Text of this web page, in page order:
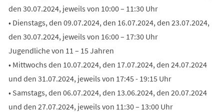
den 30.07.2024, jeweils von 10:00 – 11:30 Uhr
• Dienstags, den 09.07.2024, den 16.07.2024, den 23.07.2024,
den 30.07.2024, jeweils von 16:00 – 17:30 Uhr
Jugendliche von 11 – 15 Jahren
• Mittwochs den 10.07.2024, den 17.07.2024, den 24.07.2024
und den 31.07.2024, jeweils von 17:45 - 19:15 Uhr
• Samstags, den 06.07.2024, den 13.06.2024, den 20.07.2024
und den 27.07.2024, jeweils von 11:30 – 13:00 Uhr